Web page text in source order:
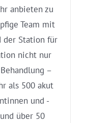
anbieten zu
Team mit
der Station für
nicht nur
–
als 500 akut
und -
über 50